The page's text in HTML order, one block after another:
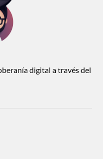
digital a través del